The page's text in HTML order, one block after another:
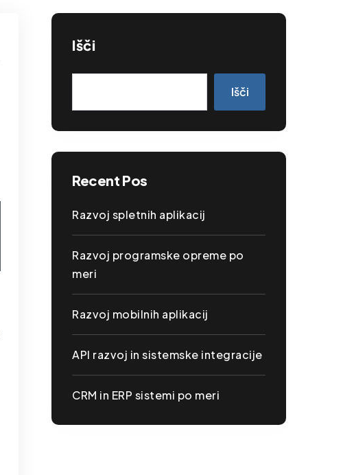
Išči
Išči
Recent Pos
Razvoj spletnih aplikacij
Razvoj programske opreme po
meri
Razvoj mobilnih aplikacij
API razvoj in sistemske integracije
CRM in ERP sistemi po meri